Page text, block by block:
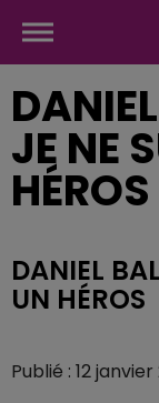
JE NE
HÉROS
DANIEL
UN HÉROS
Publié : 12